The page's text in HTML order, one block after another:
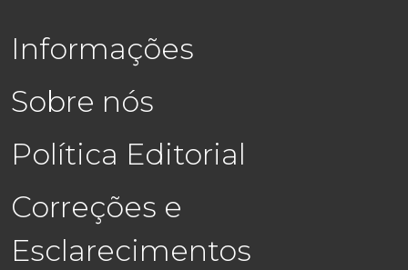
Informações
Sobre nós
Política Editorial
Correções e
Esclarecimentos